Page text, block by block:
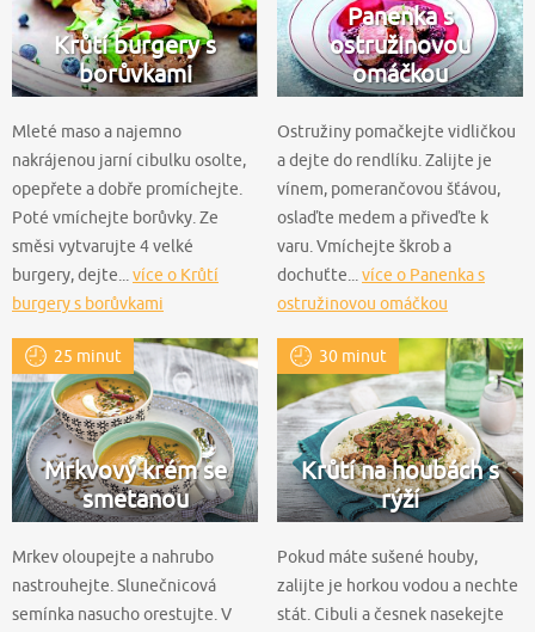
Krůtí burgery s
borůvkami
Mleté maso a najemno
nakrájenou jarní cibulku osolte,
opepřete a dobře promíchejte.
Poté vmíchejte borůvky. Ze
směsi vytvarujte 4 velké
burgery, dejte... více o Krůtí
burgery s borůvkami
Panenka s
ostružinovou
omáčkou
Ostružiny pomačkejte vidličkou
a dejte do rendlíku. Zalijte je
vínem, pomerančovou šťávou,
oslaďte medem a přiveďte k
varu. Vmíchejte škrob a
dochuťte... více o Panenka s
ostružinovou omáčkou
25 minut
Mrkvový krém se
smetanou
Mrkev oloupejte a nahrubo
nastrouhejte. Slunečnicová
semínka nasucho orestujte. V
30 minut
Krůtí na houbách s
rýží
Pokud máte sušené houby,
zalijte je horkou vodou a nechte
stát. Cibuli a česnek nasekejte